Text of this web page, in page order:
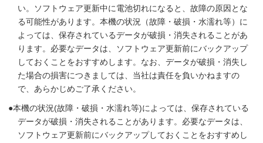
い。ソフトウェア更新中に電池切れになると、故障の原因とな
る可能性があります。本機の状況（故障・破損・水濡れ等）に
よっては、保存されているデータが破損・消失されることがあ
ります。必要なデータは、ソフトウェア更新前にバックアップ
しておくことをおすすめします。なお、データが破損・消失し
た場合の損害につきましては、当社は責任を負いかねますの
で、あらかじめご了承ください。
本機の状況(故障・破損・水濡れ等)によっては、保存されている
データが破損・消失されることがあります。必要なデータは、
ソフトウェア更新前にバックアップしておくことをおすすめし